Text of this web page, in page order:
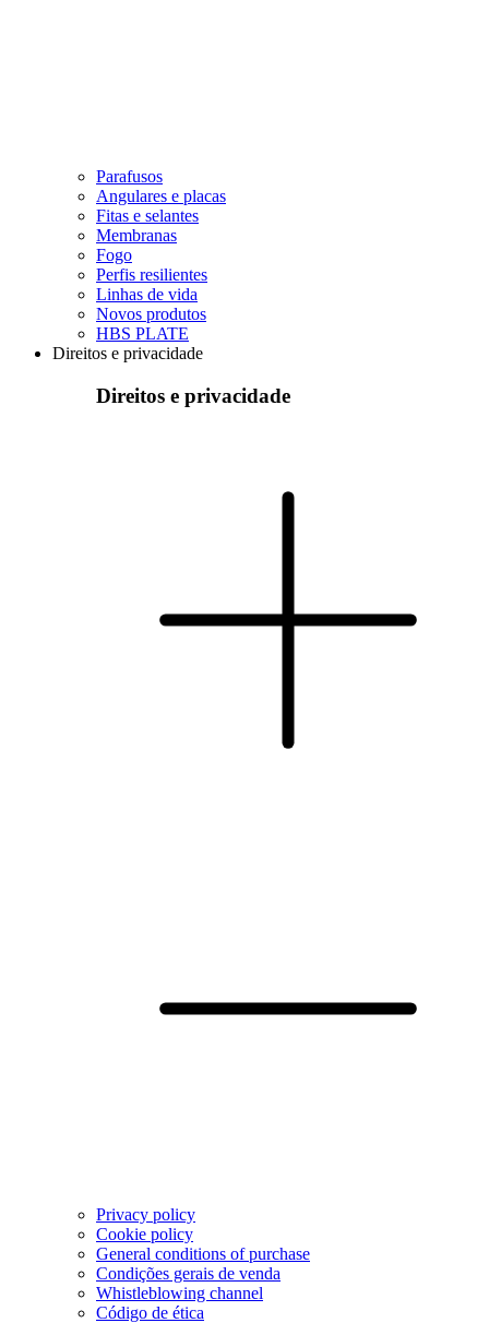
Parafusos
Angulares e placas
Fitas e selantes
Membranas
Fogo
Perfis resilientes
Linhas de vida
Novos produtos
HBS PLATE
Direitos e privacidade
Direitos e privacidade
Privacy policy
Cookie policy
General conditions of purchase
Condições gerais de venda
Whistleblowing channel
Código de ética